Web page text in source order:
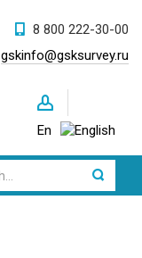
8 800 222-30-00
gskinfo@gsksurvey.ru
En